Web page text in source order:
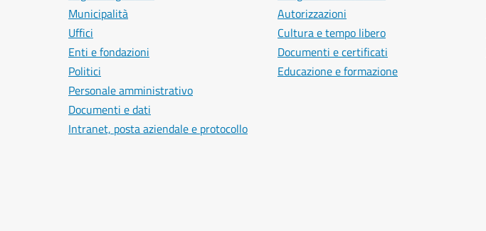
Municipalità
Uffici
Enti e fondazioni
Politici
Personale amministrativo
Documenti e dati
Intranet, posta aziendale e protocollo
Autorizzazioni
Cultura e tempo libero
Documenti e certificati
Educazione e formazione